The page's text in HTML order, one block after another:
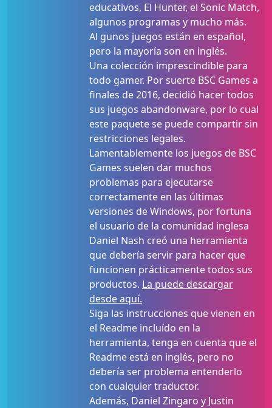
educativos, El Hunter, el Sonic Match,
algunos programas y mucho más.
Al gunos juegos están en español,
pero la mayoría son en inglés.
Una colección imprescindible para
todo gamer. Por suerte BSC Games a
finales de 2016, decidió hacer todos
sus juegos abandonware, por lo cual
este paquete se puede compartir sin
restricciones legales.
Lamentablemente los juegos de BSC
Games suelen dar muchos
problemas para ejecutarse
correctamente en las últimas
versiones de Windows, por fortuna
el usuario de la comunidad inglesa
Daniel Nash creó una herramienta
que debería servir para hacer que
funcionen prácticamente todos sus
productos. La puede descargar
desde aquí.
Siga las instrucciones que vienen en
el Readme incluído en la
herramienta, tenga en cuenta que el
Readme está en inglés, pero no
debería ser problema entenderlo
con cualquier traductor.
Además, Daniel Zingaro y Justin